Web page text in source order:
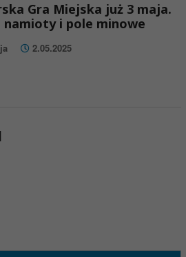
Gra Miejska już 3 maja.
namioty i pole minowe
2.05.2025